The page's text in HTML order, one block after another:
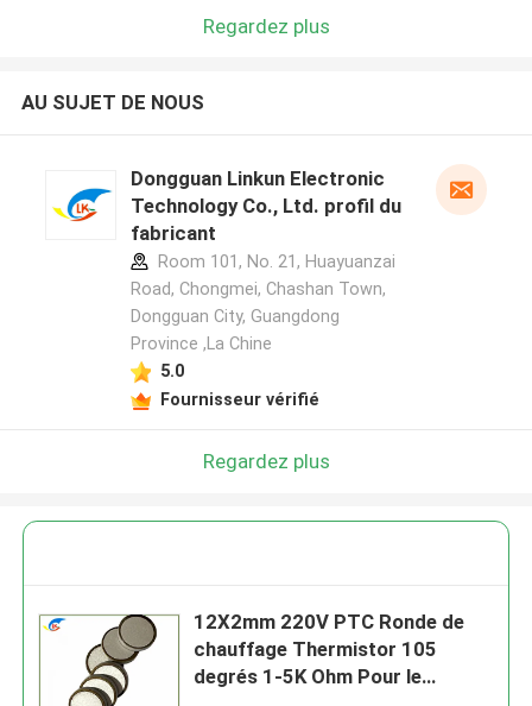
Regardez plus
AU SUJET DE NOUS
Dongguan Linkun Electronic
Technology Co., Ltd. profil du
fabricant
Room 101, No. 21, Huayuanzai
Road, Chongmei, Chashan Town,
Dongguan City, Guangdong
Province ,La Chine
5.0
Fournisseur vérifié
Regardez plus
12X2mm 220V PTC Ronde de
chauffage Thermistor 105
degrés 1-5K Ohm Pour le